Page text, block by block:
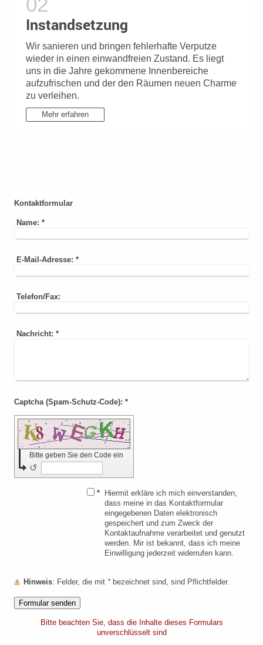
Instandsetzung
Wir sanieren und bringen fehlerhafte Verputze
wieder in einen einwandfreien Zustand. Es liegt
uns in die Jahre gekommene Innenbereiche
aufzufrischen und der den Räumen neuen Charme
zu verleihen.
Mehr erfahren
Kontaktformular
Name: *
E-Mail-Adresse: *
Telefon/Fax:
Nachricht: *
Captcha (Spam-Schutz-Code): *
Bitte geben Sie den Code ein
↺
*
Hiermit erkläre ich mich einverstanden,
dass meine in das Kontaktformular
eingegebenen Daten elektronisch
gespeichert und zum Zweck der
Kontaktaufnahme verarbeitet und genutzt
werden. Mir ist bekannt, dass ich meine
Einwilligung jederzeit widerrufen kann.
Hinweis : Felder, die mit *bezeichnet sind, sind Pflichtfelder.
Bitte beachten Sie, dass die Inhalte dieses Formulars
unverschlüsselt sind